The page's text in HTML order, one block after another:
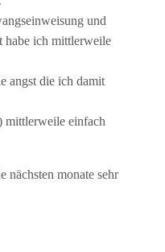
und
habe ich mittlerweile
angst die ich damit
mittlerweile einfach
nächsten monate sehr